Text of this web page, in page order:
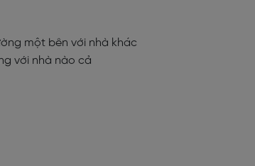
một bên với nhà khác
với nhà nào cả